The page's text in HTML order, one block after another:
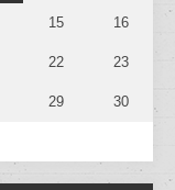
15 16
22 23
29 30